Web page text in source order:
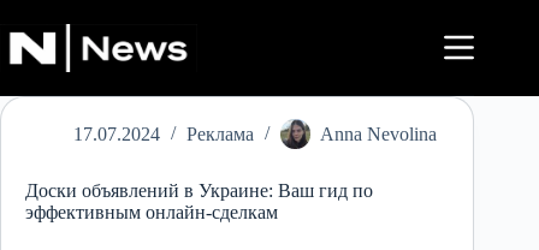
до
вмісту
17.07.2024 Реклама Anna Nevolina
Доски объявлений в Украине: Ваш гид по
эффективным онлайн-сделкам